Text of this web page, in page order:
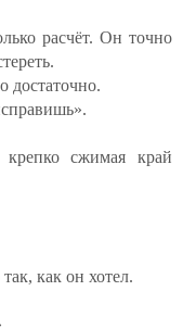
расчёт. Он точно
достаточно.
сжимая край
как он хотел.